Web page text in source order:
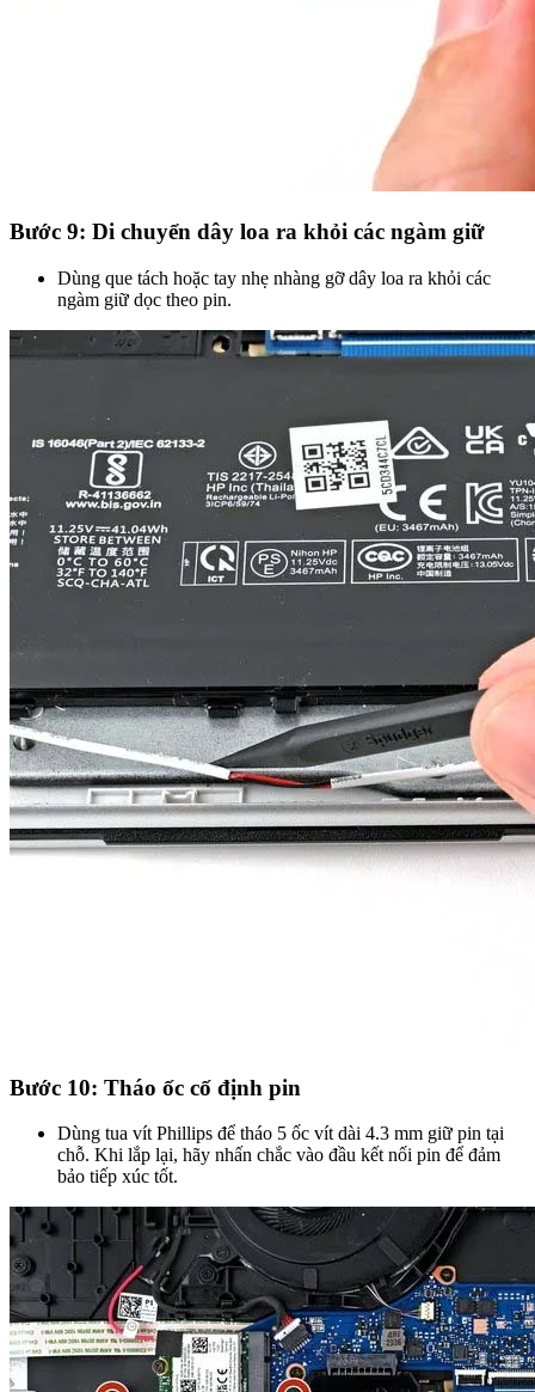
Bước 9: Di chuyển dây loa ra khỏi các ngàm giữ
Dùng que tách hoặc tay nhẹ nhàng gỡ dây loa ra khỏi các
ngàm giữ dọc theo pin.
Bước 10: Tháo ốc cố định pin
Dùng tua vít Phillips để tháo 5 ốc vít dài 4.3 mm giữ pin tại
chỗ. Khi lắp lại, hãy nhấn chắc vào đầu kết nối pin để đảm
bảo tiếp xúc tốt.